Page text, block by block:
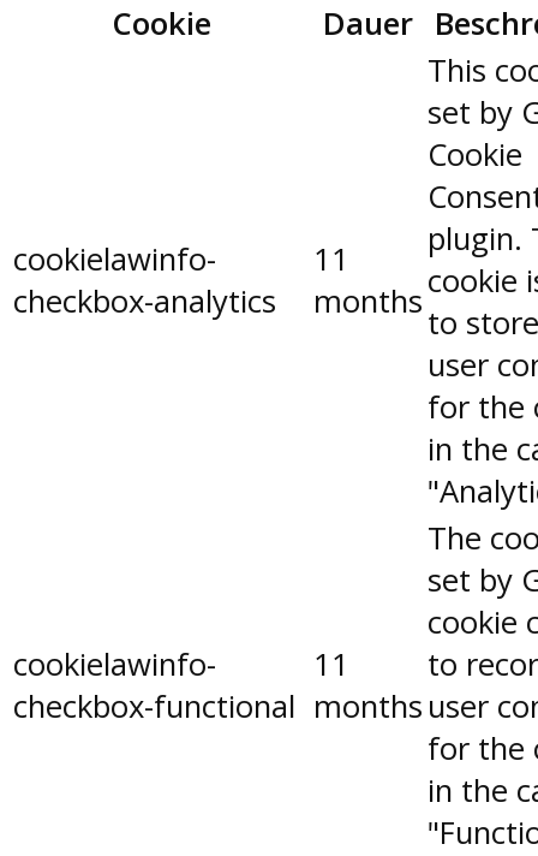
Cookie
Dauer
cookielawinfo-
checkbox-analytics
11
months
This
set by
Cookie
plugin.
cookie
to
user
for the
in the
cookielawinfo-
checkbox-functional
11
months
The
set by
cookie
to
user
for the
in the